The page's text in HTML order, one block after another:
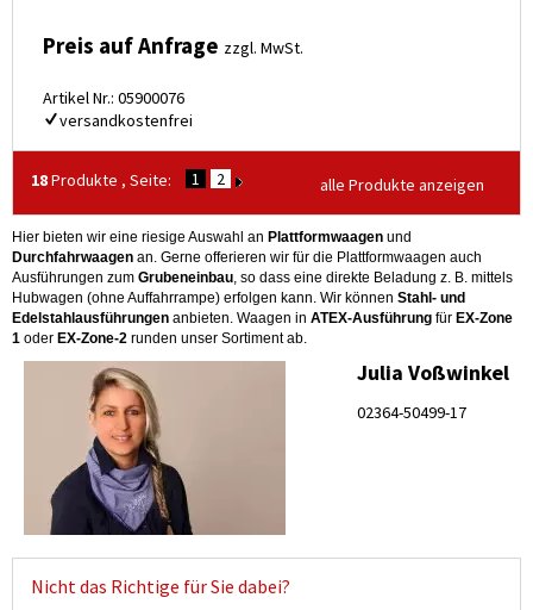
Preis auf Anfrage zzgl. MwSt.
Artikel Nr.: 05900076
versandkostenfrei
18Produkte , Seite: 1 2 alle Produkte anzeigen
Hier bieten wir eine riesige Auswahl an Plattformwaagen und
Durchfahrwaagen an. Gerne offerieren wir für die Plattformwaagen auch
Ausführungen zum Grubeneinbau, so dass eine direkte Beladung z. B. mittels
Hubwagen (ohne Auffahrrampe) erfolgen kann. Wir können Stahl- und
Edelstahlausführungen anbieten. Waagen in ATEX-Ausführung für EX-Zone
1 oder EX-Zone-2 runden unser Sortiment ab.
Julia Voßwinkel
02364-50499-17
Nicht das Richtige für Sie dabei?